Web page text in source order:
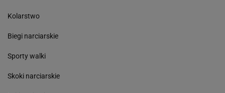
Kolarstwo
Biegi narciarskie
Sporty walki
Skoki narciarskie